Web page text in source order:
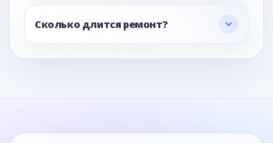
Сколько длится ремонт?